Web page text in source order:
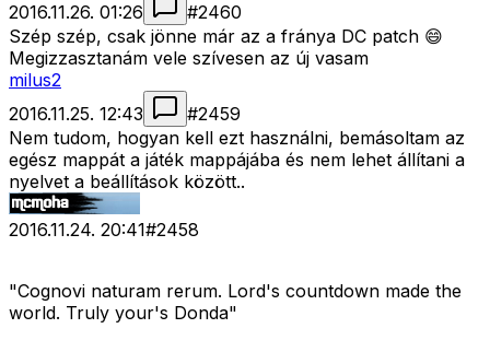
2016.11.26. 01:26
#2460
Szép szép, csak jönne már az a fránya DC patch 😄
Megizzasztanám vele szívesen az új vasam
milus2
2016.11.25. 12:43
#2459
Nem tudom, hogyan kell ezt használni, bemásoltam az
egész mappát a játék mappájába és nem lehet állítani a
nyelvet a beállítások között..
2016.11.24. 20:41#2458
"Cognovi naturam rerum. Lord's countdown made the
world. Truly your's Donda"